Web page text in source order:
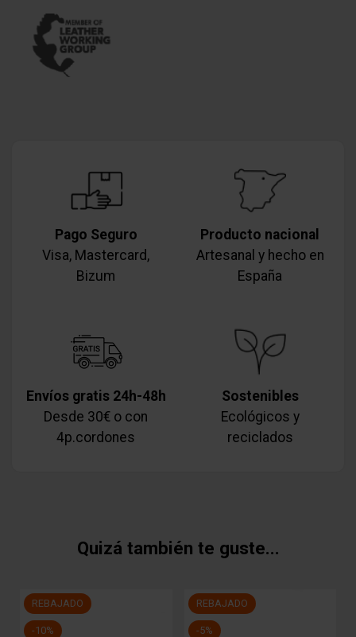
Pago Seguro
Visa, Mastercard,
Bizum
Producto nacional
Artesanal y hecho en
España
Envíos gratis 24h-48h
Desde 30€ o con
4p.cordones
Sostenibles
Ecológicos y
reciclados
Quizá también te guste...
REBAJADO
-10%
REBAJADO
-5%